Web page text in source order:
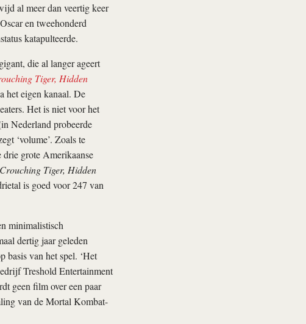
al meer dan veertig keer
en tweehonderd
katapulteerde.
die al langer ageert
Tiger, Hidden
het eigen kanaal. De
Het is niet voor het
Nederland probeerde
‘volume’. Zoals te
drie grote Amerikaanse
Crouching Tiger, Hidden
is goed voor 247 van
minimalistisch
dertig jaar geleden
basis van het spel. ‘Het
Treshold Entertainment
geen film over een paar
van de Mortal Kombat-